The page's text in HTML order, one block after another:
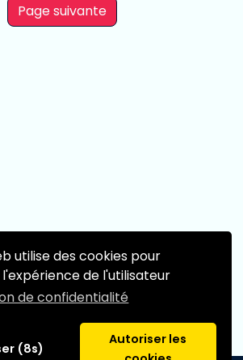
utilise des cookies pour
de l'utilisateur
de confidentialité
(8s)
Autoriser les
Page suivante